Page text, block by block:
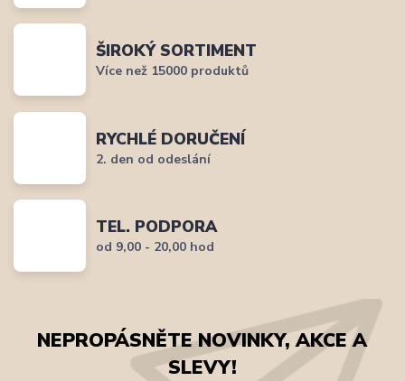
ŠIROKÝ SORTIMENT
Více než 15000 produktů
RYCHLÉ DORUČENÍ
2. den od odeslání
TEL. PODPORA
od 9,00 - 20,00 hod
NEPROPÁSNĚTE NOVINKY, AKCE A
SLEVY!